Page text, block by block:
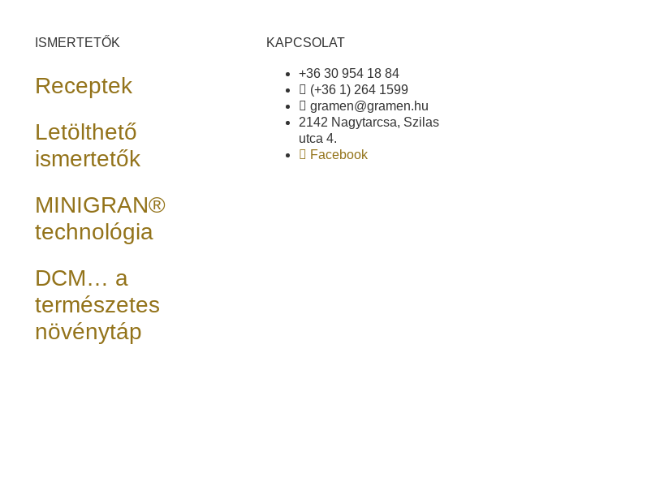
ISMERTETŐK
Receptek
Letölthető
ismertetők
MINIGRAN®
technológia
DCM… a
természetes
növénytáp
KAPCSOLAT
+36 30 954 18 84
(+36 1) 264 1599
gramen@gramen.hu
2142 Nagytarcsa, Szilas
utca 4.
Facebook